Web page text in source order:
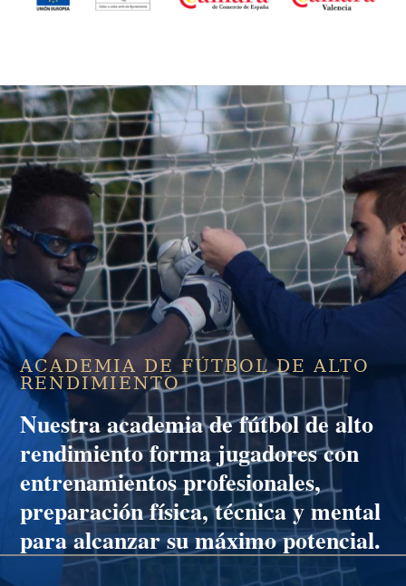
ACADEMIA DE FÚTBOL DE ALTO
RENDIMIENTO
Nuestraacademia de fútbol de alto
rendimientoforma jugadores con
entrenamientos profesionales,
preparación física, técnica y mental
para alcanzar su máximo potencial.